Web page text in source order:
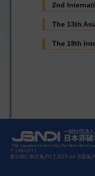
2nd
The 13th
The 19th
〒136-0071
東京都江東区亀戸2丁目25-14 京阪亀